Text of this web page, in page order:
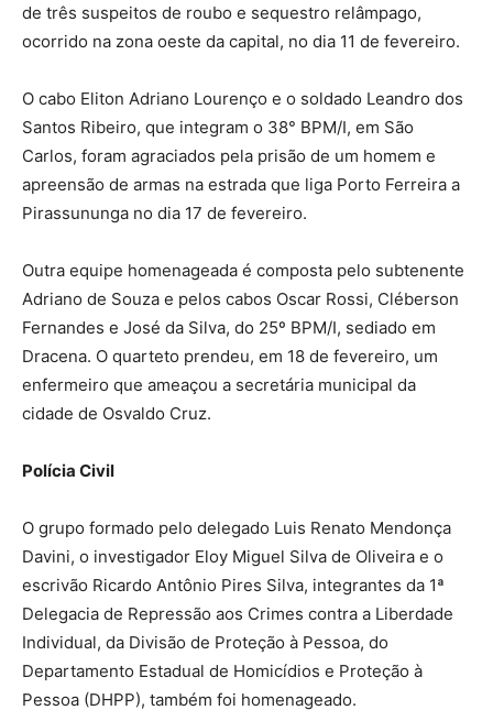
de três suspeitos de roubo e sequestro relâmpago,
ocorrido na zona oeste da capital, no dia 11 de fevereiro.
O cabo Eliton Adriano Lourenço e o soldado Leandro dos
Santos Ribeiro, que integram o 38° BPM/I, em São
Carlos, foram agraciados pela prisão de um homem e
apreensão de armas na estrada que liga Porto Ferreira a
Pirassununga no dia 17 de fevereiro.
Outra equipe homenageada é composta pelo subtenente
Adriano de Souza e pelos cabos Oscar Rossi, Cléberson
Fernandes e José da Silva, do 25º BPM/I, sediado em
Dracena. O quarteto prendeu, em 18 de fevereiro, um
enfermeiro que ameaçou a secretária municipal da
cidade de Osvaldo Cruz.
Polícia Civil
O grupo formado pelo delegado Luis Renato Mendonça
Davini, o investigador Eloy Miguel Silva de Oliveira e o
escrivão Ricardo Antônio Pires Silva, integrantes da 1ª
Delegacia de Repressão aos Crimes contra a Liberdade
Individual, da Divisão de Proteção à Pessoa, do
Departamento Estadual de Homicídios e Proteção à
Pessoa (DHPP), também foi homenageado.